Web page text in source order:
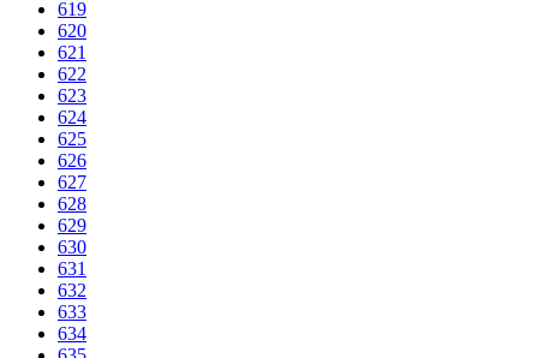
619
620
621
622
623
624
625
626
627
628
629
630
631
632
633
634